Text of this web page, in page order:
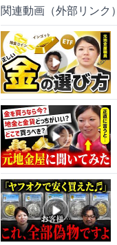
関連動画（外部リンク）